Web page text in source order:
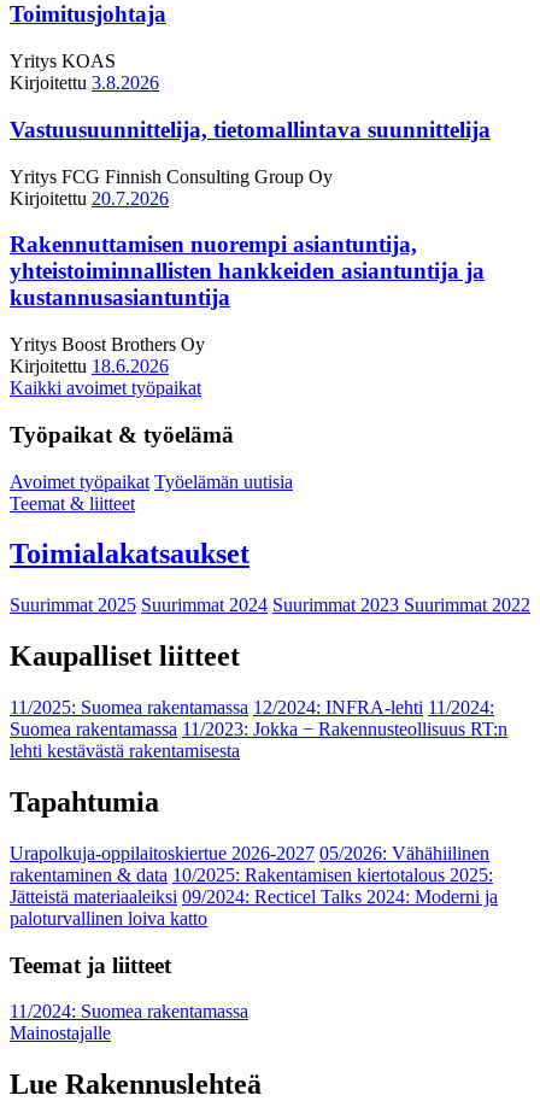
Toimitusjohtaja
Yritys KOAS
Kirjoitettu 3.8.2026
Vastuusuunnittelija, tietomallintava suunnittelija
Yritys FCG Finnish Consulting Group Oy
Kirjoitettu 20.7.2026
Rakennuttamisen nuorempi asiantuntija,
yhteistoiminnallisten hankkeiden asiantuntija ja
kustannusasiantuntija
Yritys Boost Brothers Oy
Kirjoitettu 18.6.2026
Kaikki avoimet työpaikat
Työpaikat & työelämä
Avoimet työpaikat Työelämän uutisia
Teemat & liitteet
Toimialakatsaukset
Suurimmat 2025 Suurimmat 2024 Suurimmat 2023 Suurimmat 2022
Kaupalliset liitteet
11/2025: Suomea rakentamassa 12/2024: INFRA-lehti 11/2024:
Suomea rakentamassa 11/2023: Jokka − Rakennusteollisuus RT:n
lehti kestävästä rakentamisesta
Tapahtumia
Urapolkuja-oppilaitoskiertue 2026-2027 05/2026: Vähähiilinen
rakentaminen & data 10/2025: Rakentamisen kiertotalous 2025:
Jätteistä materiaaleiksi 09/2024: Recticel Talks 2024: Moderni ja
paloturvallinen loiva katto
Teemat ja liitteet
11/2024: Suomea rakentamassa
Mainostajalle
Lue Rakennuslehteä